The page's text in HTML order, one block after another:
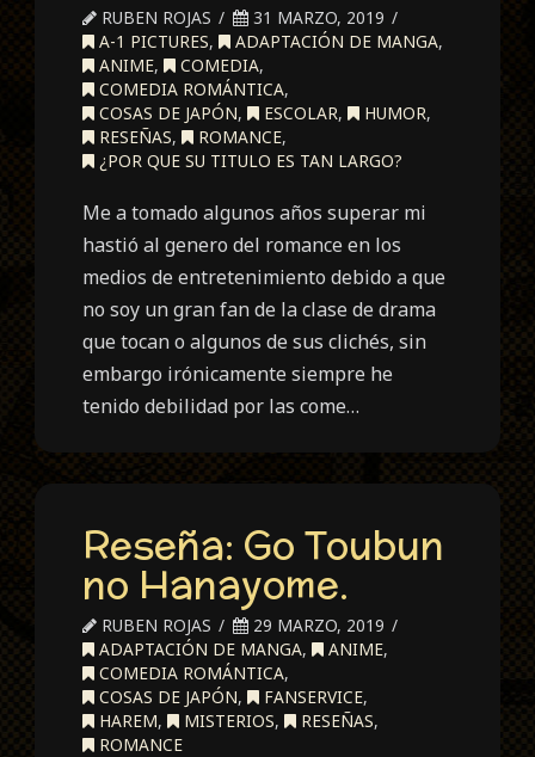
RUBEN ROJAS
31 MARZO, 2019
A-1 PICTURES, ADAPTACIÓN DE MANGA,
ANIME, COMEDIA,
COMEDIA ROMÁNTICA,
COSAS DE JAPÓN, ESCOLAR, HUMOR,
RESEÑAS, ROMANCE,
¿POR QUE SU TITULO ES TAN LARGO?
Me a tomado algunos años superar mi
hastió al genero del romance en los
medios de entretenimiento debido a que
no soy un gran fan de la clase de drama
que tocan o algunos de sus clichés, sin
embargo irónicamente siempre he
tenido debilidad por las come…
Reseña: Go Toubun
no Hanayome.
RUBEN ROJAS
29 MARZO, 2019
ADAPTACIÓN DE MANGA, ANIME,
COMEDIA ROMÁNTICA,
COSAS DE JAPÓN, FANSERVICE,
HAREM, MISTERIOS, RESEÑAS,
ROMANCE